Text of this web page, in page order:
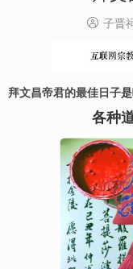
 子晋
拜文昌帝君的最佳日子
各种